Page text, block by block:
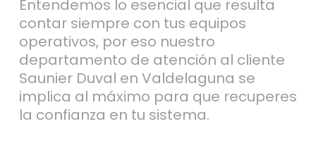
Entendemos lo esencial que resulta
contar siempre con tus equipos
operativos, por eso nuestro
departamento de atención al cliente
Saunier Duval en Valdelaguna se
implica al máximo para que recuperes
la confianza en tu sistema.